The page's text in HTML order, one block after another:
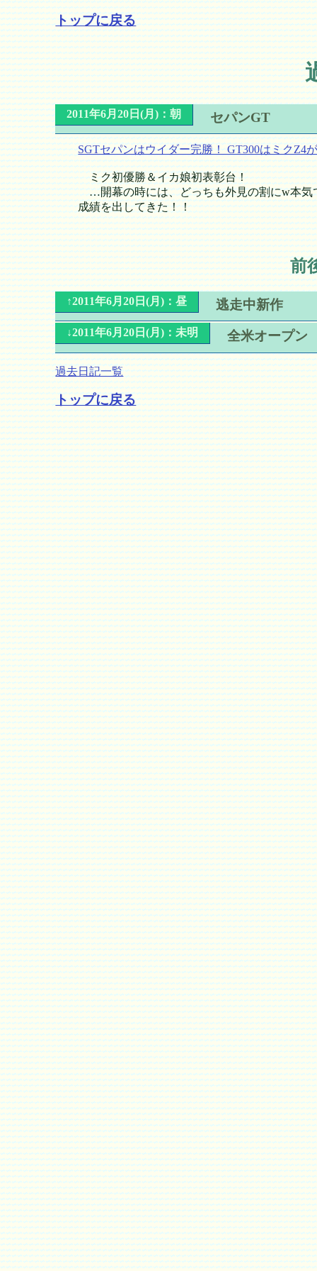
トップに戻る
2011年6月20日(月)：朝 セパンGT
SGTセパンはウイダー完勝！ GT300はミクZ4
ミク初優勝＆イカ娘初表彰台！
…開幕の時には、どっちも外見の割にw本気
成績を出してきた！！
前
↑2011年6月20日(月)：昼 逃走中新作
↓2011年6月20日(月)：未明 全米オープン
過去日記一覧
トップに戻る